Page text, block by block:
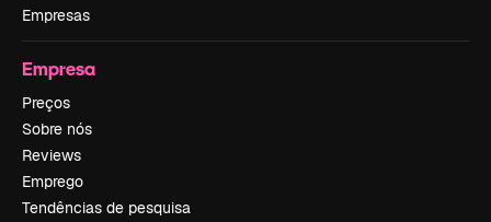
Empresas
Empresa
Preços
Sobre nós
Reviews
Emprego
Tendências de pesquisa